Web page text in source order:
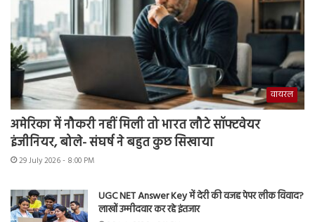
वायरल
अमेरिका में नौकरी नहीं मिली तो भारत लौटे सॉफ्टवेयर
इंजीनियर, बोले- संघर्ष ने बहुत कुछ सिखाया
29 July 2026 - 8:00 PM
UGC NET Answer Key में देरी की वजह पेपर लीक विवाद?
लाखों उम्मीदवार कर रहे इंतजार